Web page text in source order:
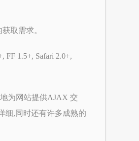
取需求。
1.5+, Safari 2.0+,
为网站提供AJAX 交
细,同时还有许多成熟的